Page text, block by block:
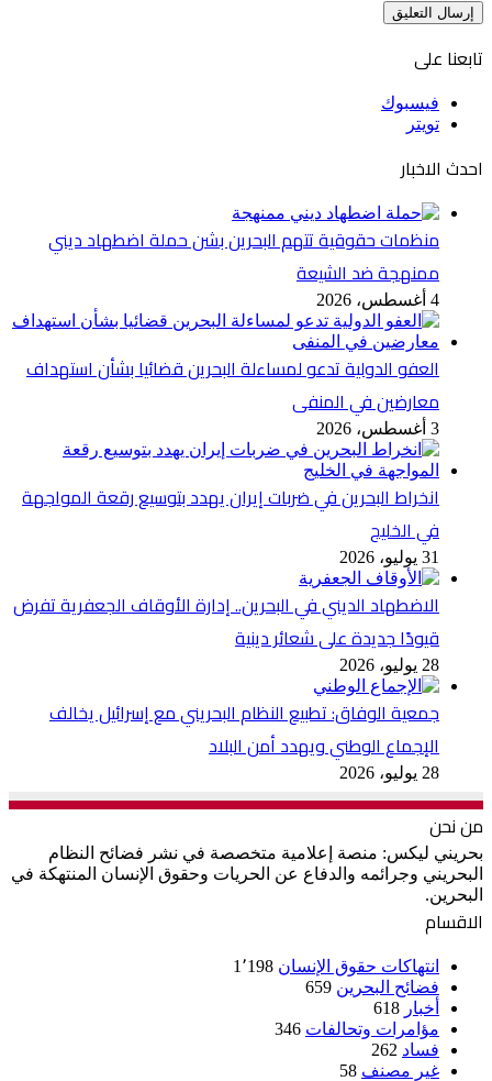
تابعنا على
فيسبوك
تويتر
احدث الاخبار
منظمات حقوقية تتهم البحرين بشن حملة اضطهاد ديني
ممنهجة ضد الشيعة
4 أغسطس، 2026
العفو الدولية تدعو لمساءلة البحرين قضائيا بشأن استهداف
معارضين في المنفى
3 أغسطس، 2026
انخراط البحرين في ضربات إيران يهدد بتوسيع رقعة المواجهة
في الخليج
31 يوليو، 2026
الاضطهاد الديني في البحرين.. إدارة الأوقاف الجعفرية تفرض
قيودًا جديدة على شعائر دينية
28 يوليو، 2026
جمعية الوفاق: تطبيع النظام البحريني مع إسرائيل يخالف
الإجماع الوطني ويهدد أمن البلاد
28 يوليو، 2026
من نحن
بحريني ليكس: منصة إعلامية متخصصة في نشر فضائح النظام
البحريني وجرائمه والدفاع عن الحريات وحقوق الإنسان المنتهكة في
البحرين.
الاقسام
انتهاكات حقوق الإنسان 1٬198
فضائح البحرين 659
أخبار 618
مؤامرات وتحالفات 346
فساد 262
غير مصنف 58